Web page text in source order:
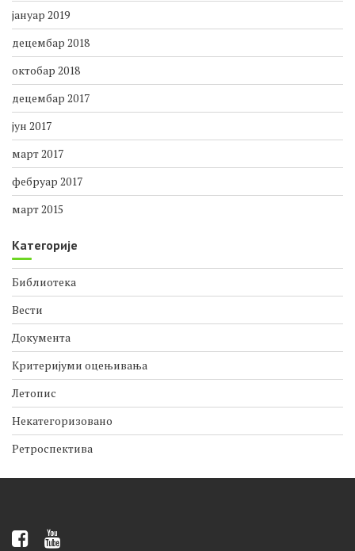
јануар 2019
децембар 2018
октобар 2018
децембар 2017
јун 2017
март 2017
фебруар 2017
март 2015
Категорије
Библиотека
Вести
Документа
Критеријуми оцењивања
Летопис
Некатегоризовано
Ретроспектива